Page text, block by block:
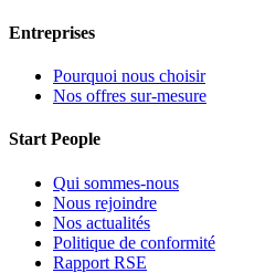
Entreprises
Pourquoi nous choisir
Nos offres sur-mesure
Start People
Qui sommes-nous
Nous rejoindre
Nos actualités
Politique de conformité
Rapport RSE